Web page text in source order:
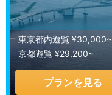
東京都内遊覧 ¥30,000~
京都遊覧 ¥29,200~
プランを見る